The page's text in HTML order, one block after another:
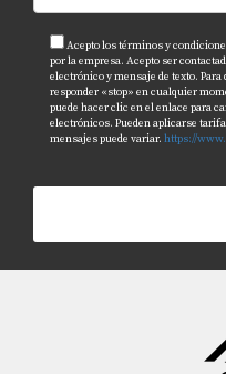
Acepto los términos y
por la empresa. Acepto ser
electrónico y mensaje de texto.
responder «stop» en cualquier
puede hacer clic en el enlace para
electrónicos. Pueden aplicarse
mensajes puede variar. https://